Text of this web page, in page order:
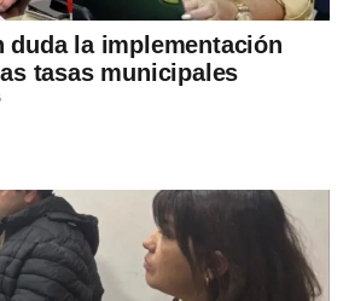
duda la implementación
tasas municipales